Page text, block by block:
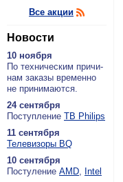
Все акции
Новости
10 ноября
По тех­ни­че­ским при­чи­
нам за­ка­зы вре­мен­но
не при­ни­ма­ют­ся.
24 сентября
По­ступ­ле­ние ТВ Philips
11 сентября
Теле­ви­зо­ры BQ
10 сентября
По­сту­ле­ние AMD, Intel